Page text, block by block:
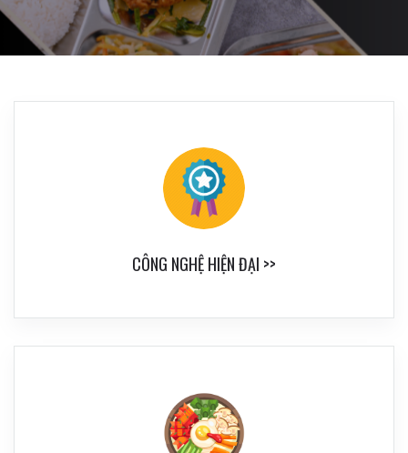
CÔNG NGHỆ HIỆN ĐẠI >>